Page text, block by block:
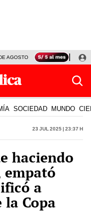
AGOSTO TINKA RESULTADOS
SOCIEDAD MUNDO
23 Jul 2025 | 23:37 h
haciendo
a
la Copa